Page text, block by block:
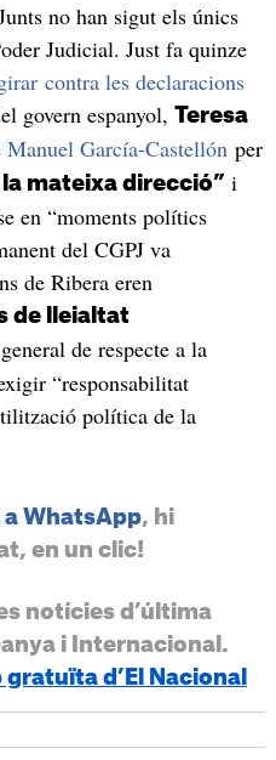
no han sigut els únics
Judicial. Just fa quinze
contra les declaracions
govern espanyol, Teresa
García-Castellónper
mateixa direcció”i
en “moments polítics
del CGPJ va
de Ribera eren
de lleialtat
de respecte a la
“responsabilitat
política de la
a WhatsApp, hi
en un clic!
notícies d’última
i Internacional.
gratuïta d’El Nacional